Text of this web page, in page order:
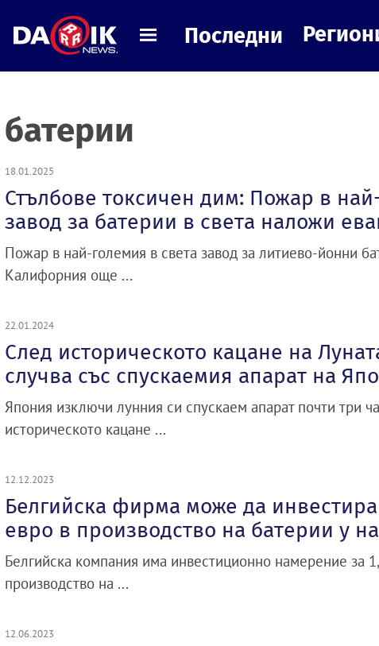
Последни
батерии
18.01.2025
Стълбове токсичен дим: Пожар в
завод за батерии в света наложи
Пожар в най-големия в света завод за литиево-йонни
Калифорния още ...
22.01.2024
След историческото кацане на
случва със спускаемия апарат на
Япония изключи лунния си спускаем апарат почти три
историческото кацане ...
12.12.2023
Белгийска фирма може да инвестира
евро в производство на батерии у
Белгийска компания има инвестиционно намерение за
производство на ...
12.06.2023